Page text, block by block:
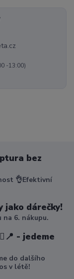
-13:00)
bez
👌Efektivní
jako dárečky!
na 6. nákupu.
- jedeme
do dalšího
v létě!